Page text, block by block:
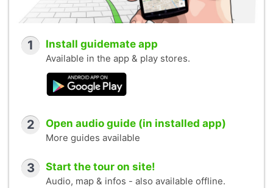
1 Install guidemate app
Available in the app & play stores.
2 Open audio guide (in installed app)
More guides available
3 Start the tour on site!
Audio, map & infos - also available offline.